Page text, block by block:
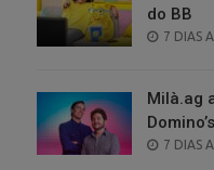
do BB
POSTED
7 DIAS
Milà.ag
Domino’s
POSTED
7 DIAS